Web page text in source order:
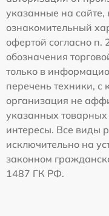
указанные на сайте,
ознакомительный
офертой согласно п.
обозначения
только в
перечень техники,
организация не
указанных товарных
интересы. Все виды
исключительно на
законном
1487 ГК РФ.